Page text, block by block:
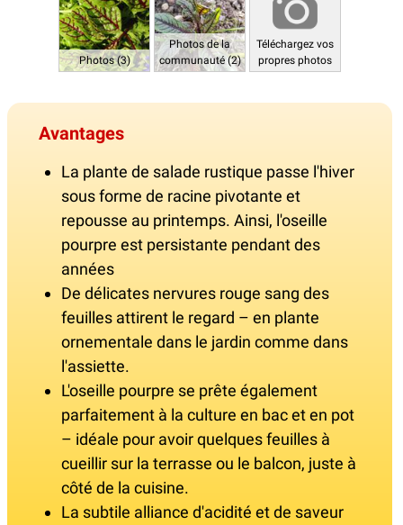
Photos (3)
Photos de la
communauté (2)
Téléchargez vos
propres photos
Avantages
La plante de salade rustique passe l'hiver
sous forme de racine pivotante et
repousse au printemps. Ainsi, l'oseille
pourpre est persistante pendant des
années
De délicates nervures rouge sang des
feuilles attirent le regard – en plante
ornementale dans le jardin comme dans
l'assiette.
L'oseille pourpre se prête également
parfaitement à la culture en bac et en pot
– idéale pour avoir quelques feuilles à
cueillir sur la terrasse ou le balcon, juste à
côté de la cuisine.
La subtile alliance d'acidité et de saveur